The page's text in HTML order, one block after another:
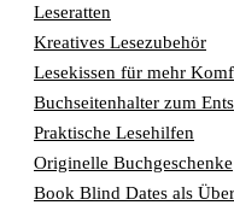
Leseratten
Kreatives Lesezubehör
Lesekissen für mehr
Buchseitenhalter zum
Praktische Lesehilfen
Originelle Buchgeschenke
Book Blind Dates als